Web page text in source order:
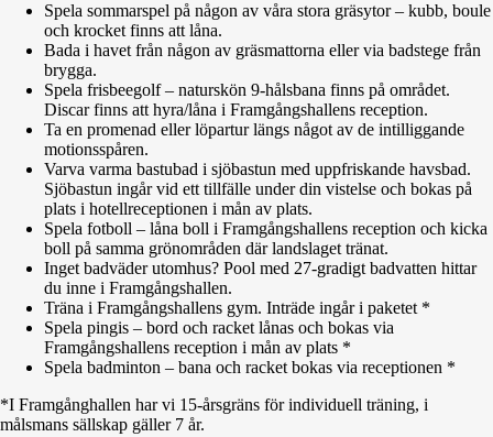
Spela sommarspel på någon av våra stora gräsytor – kubb, boule
och krocket finns att låna.
Bada i havet från någon av gräsmattorna eller via badstege från
brygga.
Spela frisbeegolf – naturskön 9-hålsbana finns på området.
Discar finns att hyra/låna i Framgångshallens reception.
Ta en promenad eller löpartur längs något av de intilliggande
motionsspåren.
Varva varma bastubad i sjöbastun med uppfriskande havsbad.
Sjöbastun ingår vid ett tillfälle under din vistelse och bokas på
plats i hotellreceptionen i mån av plats.
Spela fotboll – låna boll i Framgångshallens reception och kicka
boll på samma grönområden där landslaget tränat.
Inget badväder utomhus? Pool med 27-gradigt badvatten hittar
du inne i Framgångshallen.
Träna i Framgångshallens gym. Inträde ingår i paketet *
Spela pingis – bord och racket lånas och bokas via
Framgångshallens reception i mån av plats *
Spela badminton – bana och racket bokas via receptionen *
*I Framgånghallen har vi 15-årsgräns för individuell träning, i
målsmans sällskap gäller 7 år.